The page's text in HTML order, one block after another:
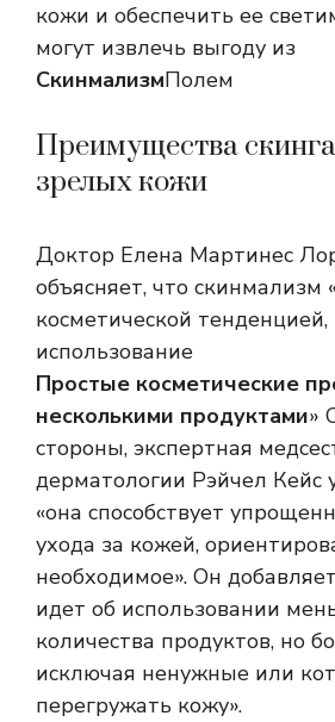
кожи и обеспечить ее
могут извлечь выгоду из
СкинмализмПолем
Преимущества
зрелых кожи
Доктор Елена Мартинес
объясняет, что скинмализм
косметической тенденцией,
использование
Простые косметические
несколькими продуктами»
стороны, экспертная
дерматологии Рэйчел Кейс
«она способствует
ухода за кожей,
необходимое». Он
идет об использовании
количества продуктов, но
исключая ненужные или
перегружать кожу».